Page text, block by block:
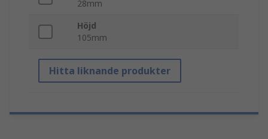
28mm
Höjd
105mm
Hitta liknande produkter